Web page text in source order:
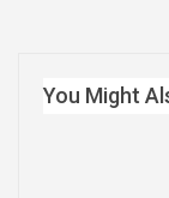
You Might